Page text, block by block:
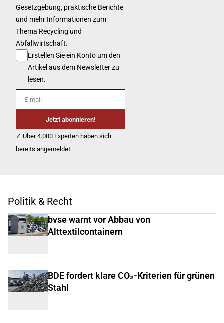
Gesetzgebung, praktische Berichte
und mehr Informationen zum
Thema Recycling und
Abfallwirtschaft.
Erstellen Sie ein Konto um den
Artikel aus dem Newsletter zu
lesen.
E-mail
Jetzt abonnieren!
✓ Über 4.000 Experten haben sich
bereits angemeldet
Politik & Recht
bvse warnt vor Abbau von
Alttextilcontainern
BDE fordert klare CO₂-Kriterien für grünen
Stahl